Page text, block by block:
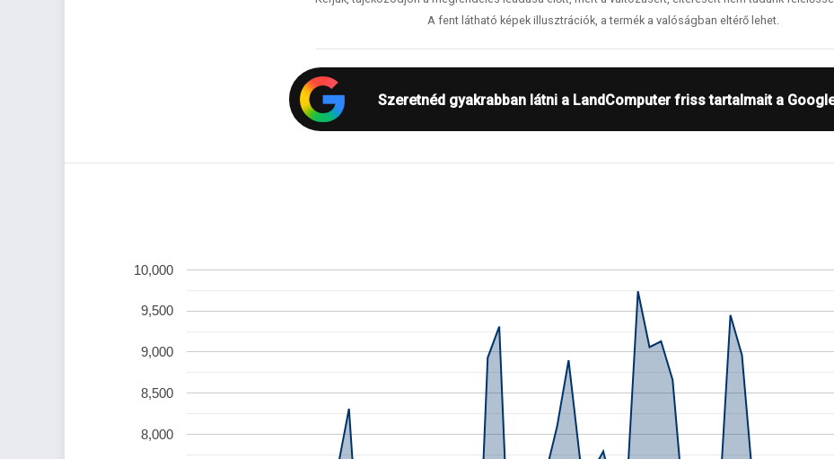
A fent látható képek illusztrációk, a termék a valóságban eltérő lehet.
Szeretnéd gyakrabban látni a LandComputer friss tartalmait a
8,000
8,500
9,000
9,500
10,000